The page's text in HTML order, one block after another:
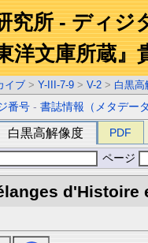
究所 - ディジ
洋文庫所蔵』
イブ > Y-III-7-9 > V-2 > 白黒高
番号 -書誌情報（メタデー
白黒高解像度 PDF
ページ
d'Histoire